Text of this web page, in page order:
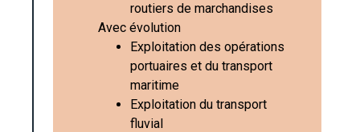
routiers de marchandises
Avec évolution
Exploitation des opérations
portuaires et du transport
maritime
Exploitation du transport
fluvial